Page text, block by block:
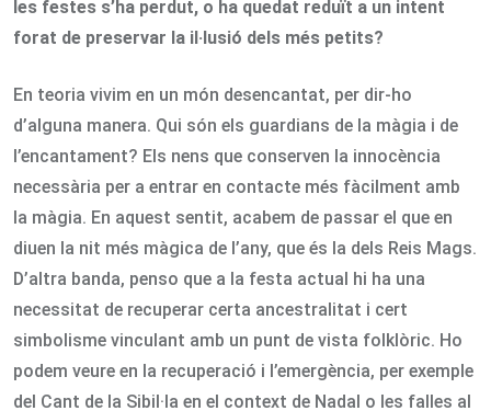
les festes s’ha perdut, o ha quedat reduït a un intent
forat de preservar la il·lusió dels més petits?
En teoria vivim en un món desencantat, per dir-ho
d’alguna manera. Qui són els guardians de la màgia i de
l’encantament? Els nens que conserven la innocència
necessària per a entrar en contacte més fàcilment amb
la màgia. En aquest sentit, acabem de passar el que en
diuen la nit més màgica de l’any, que és la dels Reis Mags.
D’altra banda, penso que a la festa actual hi ha una
necessitat de recuperar certa ancestralitat i cert
simbolisme vinculant amb un punt de vista folklòric. Ho
podem veure en la recuperació i l’emergència, per exemple
del Cant de la Sibil·la en el context de Nadal o les falles al